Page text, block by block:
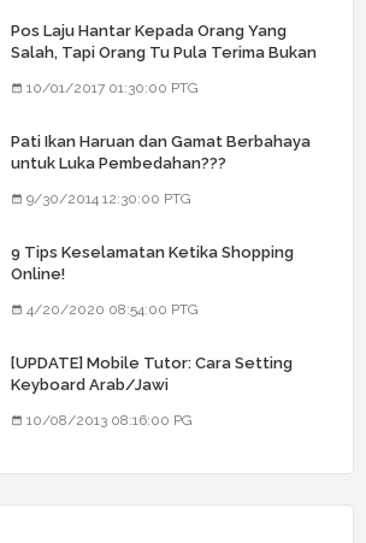
Pos Laju Hantar Kepada Orang Yang
Salah, Tapi Orang Tu Pula Terima Bukan
10/01/2017 01:30:00 PTG
Pati Ikan Haruan dan Gamat Berbahaya
untuk Luka Pembedahan???
9/30/2014 12:30:00 PTG
9 Tips Keselamatan Ketika Shopping
Online!
4/20/2020 08:54:00 PTG
[UPDATE] Mobile Tutor: Cara Setting
Keyboard Arab/Jawi
10/08/2013 08:16:00 PG